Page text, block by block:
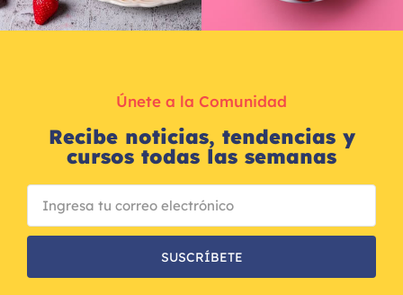
Únete a la Comunidad
Recibe noticias, tendencias y
cursos todas las semanas
SUSCRÍBETE